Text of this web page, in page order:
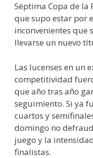
Séptima Copa de la
que supo estar por
inconvenientes que
llevarse un nuevo
Las lucenses en un
competitividad
que año tras año
seguimiento. Si ya
cuartos y
domingo no
juego y la
finalistas.